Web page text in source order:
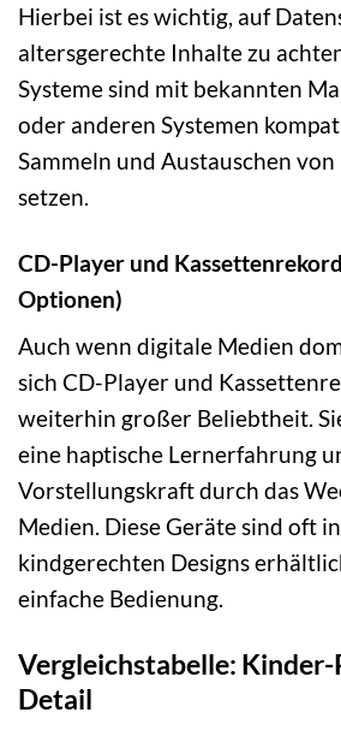
Hierbei ist es wichtig, auf
altersgerechte Inhalte zu
Systeme sind mit bekannten
oder anderen Systemen
Sammeln und Austauschen
setzen.
CD-Player und
Optionen)
Auch wenn digitale Medien
sich CD-Player und
weiterhin großer Beliebtheit.
eine haptische Lernerfahrung
Vorstellungskraft durch das
Medien. Diese Geräte sind oft
kindgerechten Designs
einfache Bedienung.
Vergleichstabelle: Kinder-
Detail